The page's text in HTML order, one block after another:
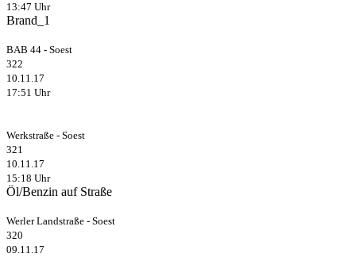
13:47 Uhr
Brand_1
BAB 44 - Soest
322
10.11.17
17:51 Uhr
Werkstraße - Soest
321
10.11.17
15:18 Uhr
Öl/Benzin auf Straße
Werler Landstraße - Soest
320
09.11.17